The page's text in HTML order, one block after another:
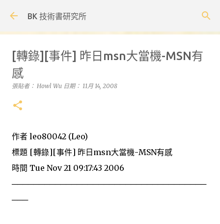
BK 技術書研究所
[轉錄][事件] 昨日msn大當機-MSN有
感
張貼者： Howl Wu 日期： 11月 14, 2008
作者 leo80042 (Leo)
標題 [轉錄][事件] 昨日msn大當機-MSN有感
時間 Tue Nov 21 09:17:43 2006
────────────────────────────────────
───